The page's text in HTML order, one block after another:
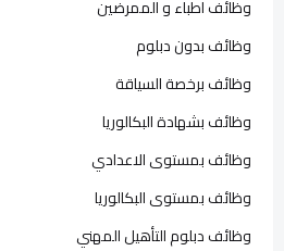
وظائف اطباء و الممرضين
وظائف بدون دبلوم
وظائف برخصة السياقة
وظائف بشهادة البكالوريا
وظائف بمستوى الاعدادي
وظائف بمستوى البكالوريا
وظائف دبلوم التأهيل المهني